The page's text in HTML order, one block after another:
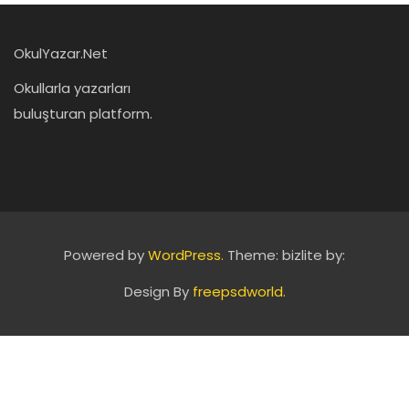
OkulYazar.Net
Okullarla yazarları
buluşturan platform.
Powered byWordPress. Theme: bizlite by:
Design By freepsdworld.